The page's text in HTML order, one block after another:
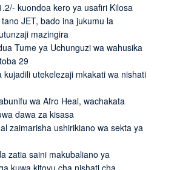
kuondoa kero ya usafiri Kilosa
JET, bado ina jukumu la
mazingira
Tume ya Uchunguzi wa wahusika
29
kujadili utekelezaji mkakati wa nishati
wa Afro Heal, wachakata
dawa za kisasa
zaimarisha ushirikiano wa sekta ya
zatia saini makubaliano ya
kuwa kitovu cha nishati cha